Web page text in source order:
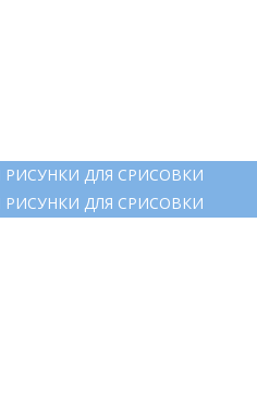
ДЛЯ СРИСОВКИ
ДЛЯ СРИСОВКИ